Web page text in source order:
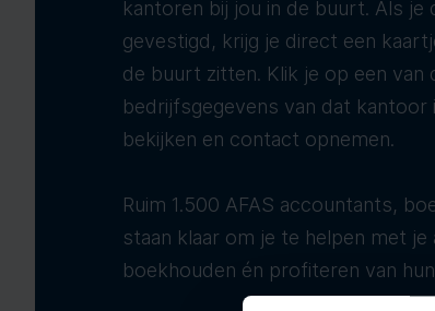
kantoren bij jou in de buurt. Als
gevestigd, krijg je direct een
de buurt zitten. Klik je op een
bedrijfsgegevens van dat
bekijken en contact opnemen.
Ruim 1.500 AFAS accountants,
staan klaar om je te helpen met
boekhouden én profiteren van